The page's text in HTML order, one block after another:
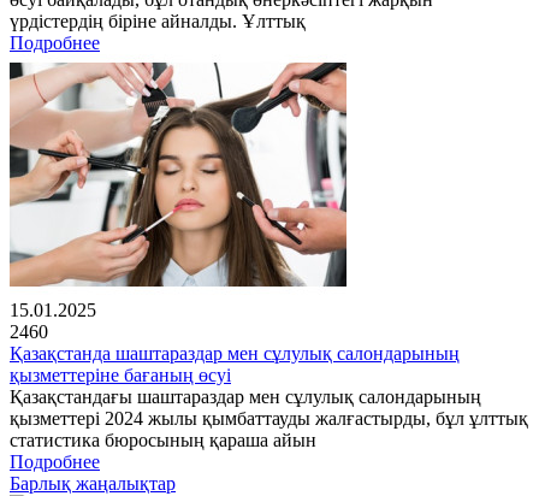
үрдістердің біріне айналды. Ұлттық
Подробнее
15.01.2025
2460
Қазақстанда шаштараздар мен сұлулық салондарының
қызметтеріне бағаның өсуі
Қазақстандағы шаштараздар мен сұлулық салондарының
қызметтері 2024 жылы қымбаттауды жалғастырды, бұл ұлттық
статистика бюросының қараша айын
Подробнее
Барлық жаңалықтар